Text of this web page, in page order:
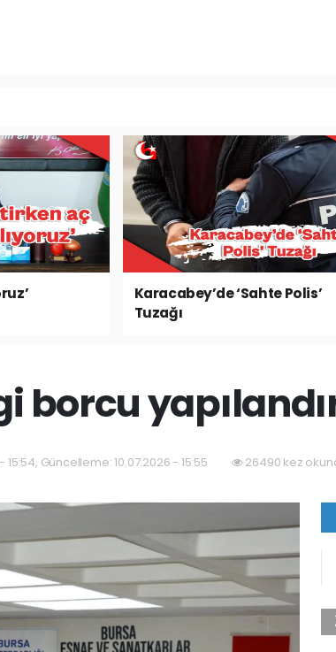
Karacabey’de ‘Sahte Polis’
Tuzağı
borcu
15:54, Güncelleme: 10.07.2026 - 15:55 26490 kez